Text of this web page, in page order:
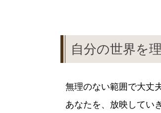
自分の世界を
無理のない範囲で大丈
あなたを、放映してい